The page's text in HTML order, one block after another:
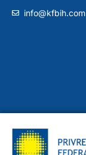
info@kfbih.com